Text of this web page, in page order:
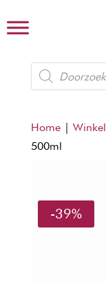
Producten
zoeken
Home| Winkel
500ml
-39%